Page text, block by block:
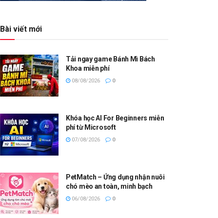
Bài viết mới
Tải ngay game Bánh Mì Bách
Khoa miễn phí
08/08/2026 0
Khóa học AI For Beginners miễn
phí từ Microsoft
07/08/2026 0
PetMatch – Ứng dụng nhận nuôi
chó mèo an toàn, minh bạch
06/08/2026 0